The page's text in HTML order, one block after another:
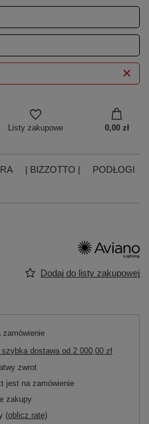
Listy zakupowe 0,00 zł
| BIZZOTTO |
PODŁOGI
Dodaj do listy zakupowej
zamówienie
szybka dostawa od2 000,00 zł
zwrot
jest na zamówienie
zakupy
(oblicz ratę)